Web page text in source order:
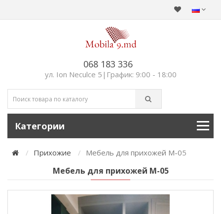
068 183 336
ул. Ion Neculce 5|График: 9:00 - 18:00
Категории
Прихожие Мебель для прихожей М-05
Мебель для прихожей М-05